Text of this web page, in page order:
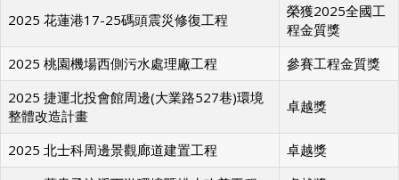
2025 花蓮港17-25碼頭震災修復工程
榮獲2025全國工
程金質獎
2025 桃園機場西側污水處理廠工程
參賽工程金質獎
2025 捷運北投會館周邊(大業路527巷)環境
整體改造計畫
卓越獎
2025 北士科周邊景觀廊道建置工程
卓越獎